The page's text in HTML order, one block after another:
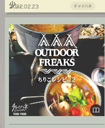
少...
2022.02.23 チャイハネ